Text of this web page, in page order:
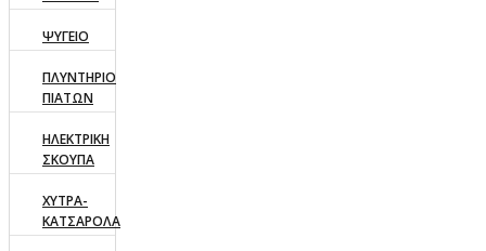
ΨΥΓΕΙΟ
ΠΛΥΝΤΗΡΙΟ
ΠΙΑΤΩΝ
ΗΛΕΚΤΡΙΚΗ
ΣΚΟΥΠΑ
ΧΥΤΡΑ-
ΚΑΤΣΑΡΟΛΑ